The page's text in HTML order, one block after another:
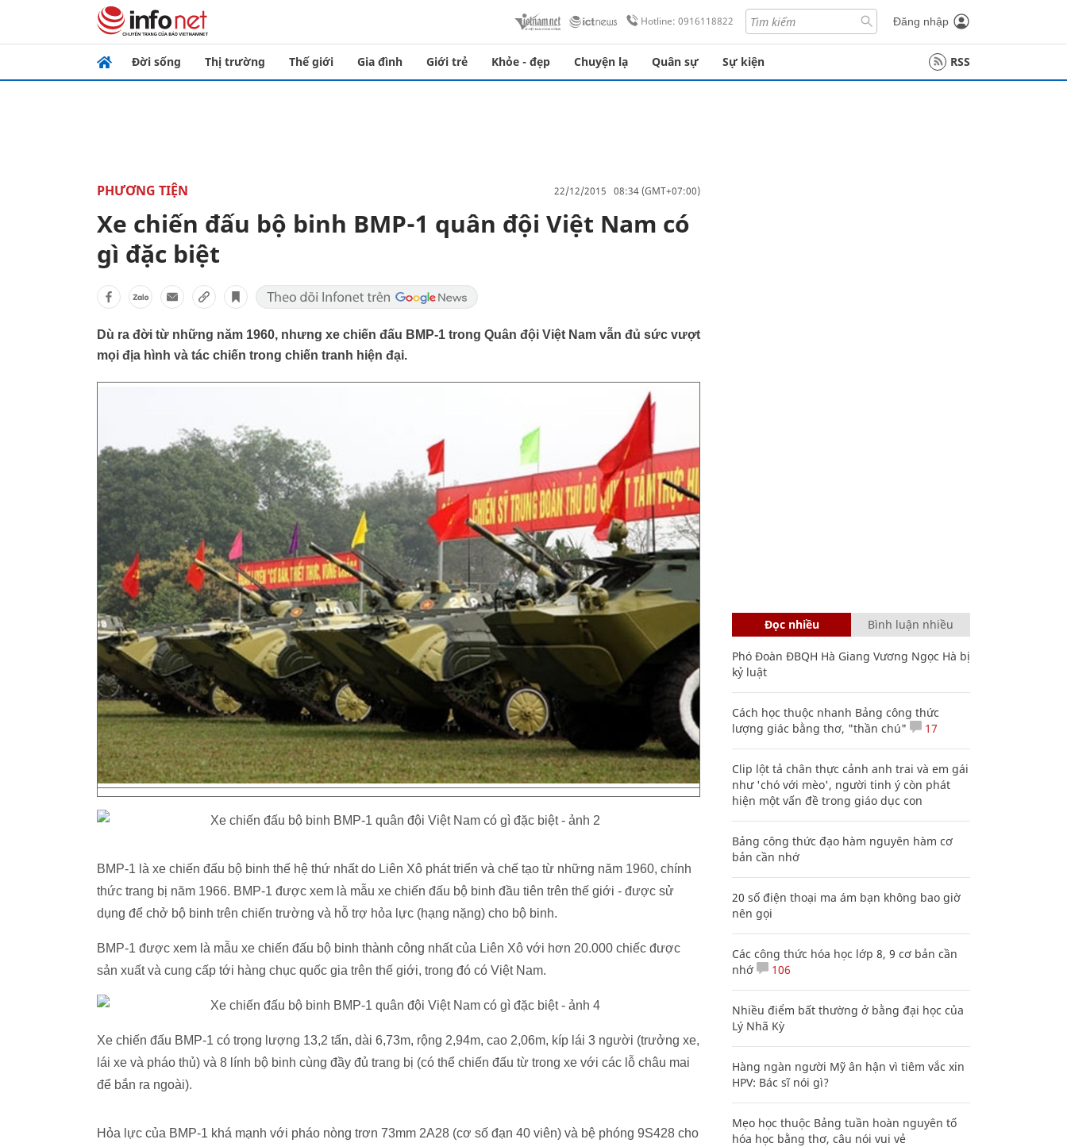
Hotline: 0916118822 Đăng nhập
Đời sống Thị trường Thế giới Gia đình Giới trẻ Khỏe - đẹp Chuyện lạ Quân sự Sự kiện RSS
PHƯƠNG TIỆN 22/12/2015 08:34 (GMT+07:00)
Xe chiến đấu bộ binh BMP-1 quân đội Việt Nam có
gì đặc biệt
Dù ra đời từ những năm 1960, nhưng xe chiến đấu BMP-1 trong Quân đội Việt Nam vẫn đủ sức vượt
mọi địa hình và tác chiến trong chiến tranh hiện đại.
BMP-1 là xe chiến đấu bộ binh thế hệ thứ nhất do Liên Xô phát triển và chế tạo từ những năm 1960, chính
thức trang bị năm 1966. BMP-1 được xem là mẫu xe chiến đấu bộ binh đầu tiên trên thế giới - được sử
dụng để chở bộ binh trên chiến trường và hỗ trợ hỏa lực (hạng nặng) cho bộ binh.
BMP-1 được xem là mẫu xe chiến đấu bộ binh thành công nhất của Liên Xô với hơn 20.000 chiếc được
sản xuất và cung cấp tới hàng chục quốc gia trên thế giới, trong đó có Việt Nam.
Xe chiến đấu BMP-1 có trọng lượng 13,2 tấn, dài 6,73m, rộng 2,94m, cao 2,06m, kíp lái 3 người (trưởng xe,
lái xe và pháo thủ) và 8 lính bộ binh cùng đầy đủ trang bị (có thể chiến đấu từ trong xe với các lỗ châu mai
để bắn ra ngoài).
Hỏa lực của BMP-1 khá mạnh với pháo nòng trơn 73mm 2A28 (cơ số đạn 40 viên) và bệ phóng 9S428 cho
Đọc nhiều Bình luận nhiều
Phó Đoàn ĐBQH Hà Giang Vương Ngọc Hà bị
kỷ luật
Cách học thuộc nhanh Bảng công thức
lượng giác bằng thơ, "thần chú"
17
Clip lột tả chân thực cảnh anh trai và em gái
như 'chó với mèo', người tinh ý còn phát
hiện một vấn đề trong giáo dục con
Bảng công thức đạo hàm nguyên hàm cơ
bản cần nhớ
20 số điện thoại ma ám bạn không bao giờ
nên gọi
Các công thức hóa học lớp 8, 9 cơ bản cần
nhớ
106
Nhiều điểm bất thường ở bằng đại học của
Lý Nhã Kỳ
Hàng ngàn người Mỹ ân hận vì tiêm vắc xin
HPV: Bác sĩ nói gì?
Mẹo học thuộc Bảng tuần hoàn nguyên tố
hóa học bằng thơ, câu nói vui vẻ